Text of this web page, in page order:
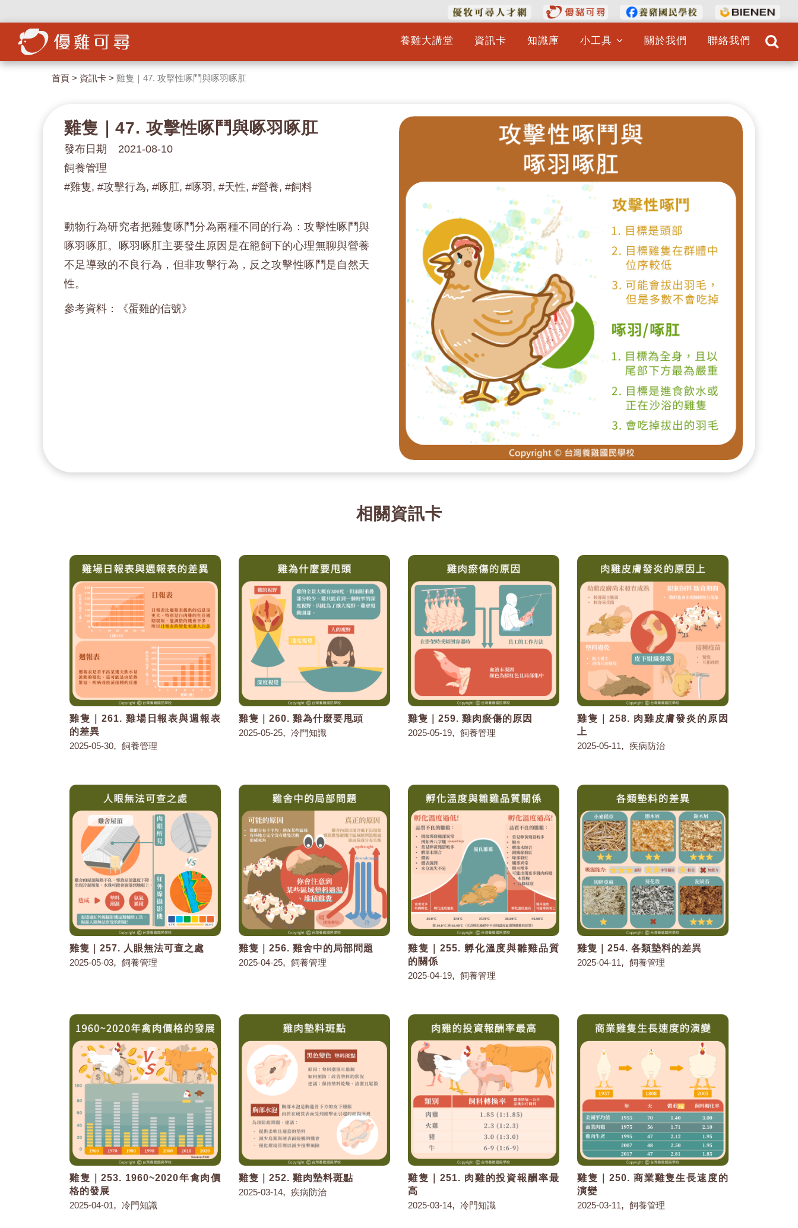
養雞大講堂 資訊卡 知識庫 小工具 關於我們 聯絡我們
首頁 > 資訊卡 > 雞隻｜47. 攻擊性啄鬥與啄羽啄肛
雞隻｜47. 攻擊性啄鬥與啄羽啄肛
發布日期 2021-08-10
飼養管理
#雞隻, #攻擊行為, #啄肛, #啄羽, #天性, #營養, #飼料
動物行為研究者把雞隻啄鬥分為兩種不同的行為：攻擊性啄鬥與
啄羽啄肛。啄羽啄肛主要發生原因是在籠飼下的心理無聊與營養
不足導致的不良行為，但非攻擊行為，反之攻擊性啄鬥是自然天
性。
參考資料：《蛋雞的信號》
相關資訊卡
雞隻｜261. 雞場日報表與週報表
的差異
2025-05-30, 飼養管理
雞隻｜260. 雞為什麼要甩頭
2025-05-25, 冷門知識
雞隻｜259. 雞肉瘀傷的原因
2025-05-19, 飼養管理
雞隻｜258. 肉雞皮膚發炎的原因
上
2025-05-11, 疾病防治
雞隻｜257. 人眼無法可查之處
2025-05-03, 飼養管理
雞隻｜256. 雞舍中的局部問題
2025-04-25, 飼養管理
雞隻｜255. 孵化溫度與雛雞品質
的關係
2025-04-19, 飼養管理
雞隻｜254. 各類墊料的差異
2025-04-11, 飼養管理
雞隻｜253. 1960~2020年禽肉價
格的發展
2025-04-01, 冷門知識
雞隻｜252. 雞肉墊料斑點
2025-03-14, 疾病防治
雞隻｜251. 肉雞的投資報酬率最
高
2025-03-14, 冷門知識
雞隻｜250. 商業雞隻生長速度的
演變
2025-03-11, 飼養管理